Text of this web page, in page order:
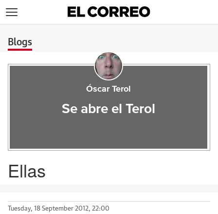
Blogs
Óscar Terol
Se abre el Terol
Ellas
Tuesday, 18 September 2012, 22:00